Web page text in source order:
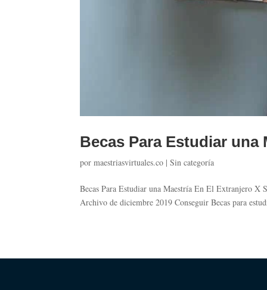
Becas Para Estudiar una
pormaestriasvirtuales.co |Sin categoría
Becas Para Estudiar una Maestría En El Extranjero
Archivo de diciembre 2019 Conseguir Becas para